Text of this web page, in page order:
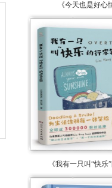
《今天也是好心
《我有一只叫“快乐